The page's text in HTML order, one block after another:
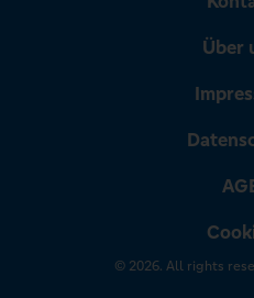
Über
© 2026. All rights